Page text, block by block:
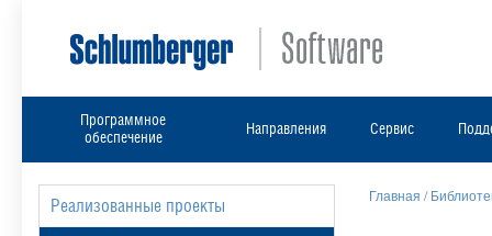
Программное
обеспечение
Направления Сервис
Реализованные проекты
Главная /